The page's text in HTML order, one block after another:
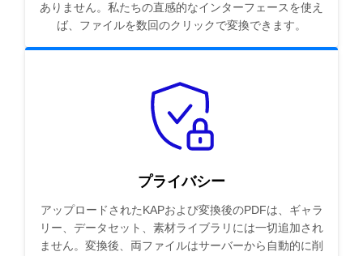
ありません。私たちの直感的なインターフェースを使え
ば、ファイルを数回のクリックで変換できます。
プライバシー
アップロードされたKAPおよび変換後のPDFは、ギャラ
リー、データセット、素材ライブラリには一切追加され
ません。変換後、両ファイルはサーバーから自動的に削